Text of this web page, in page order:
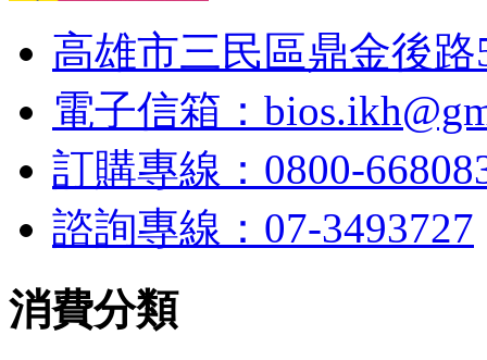
高雄市三民區鼎金後路
電子信箱：
訂購專線：0800-
諮詢專線：07-3493727
消費分類